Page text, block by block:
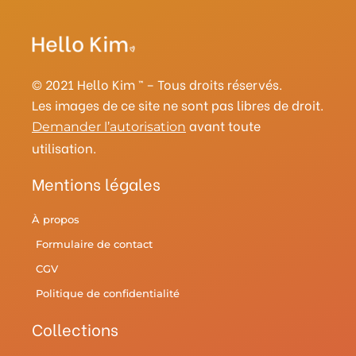
a
g
a
m
e
r
s
t
k
© 2021 Hello Kim ™ – Tous droits réservés.
Les images de ce site ne sont pas libres de droit.
Demander l’autorisation avant toute
utilisation.
Mentions légales
À propos
Formulaire de contact
CGV
Politique de confidentialité
Collections